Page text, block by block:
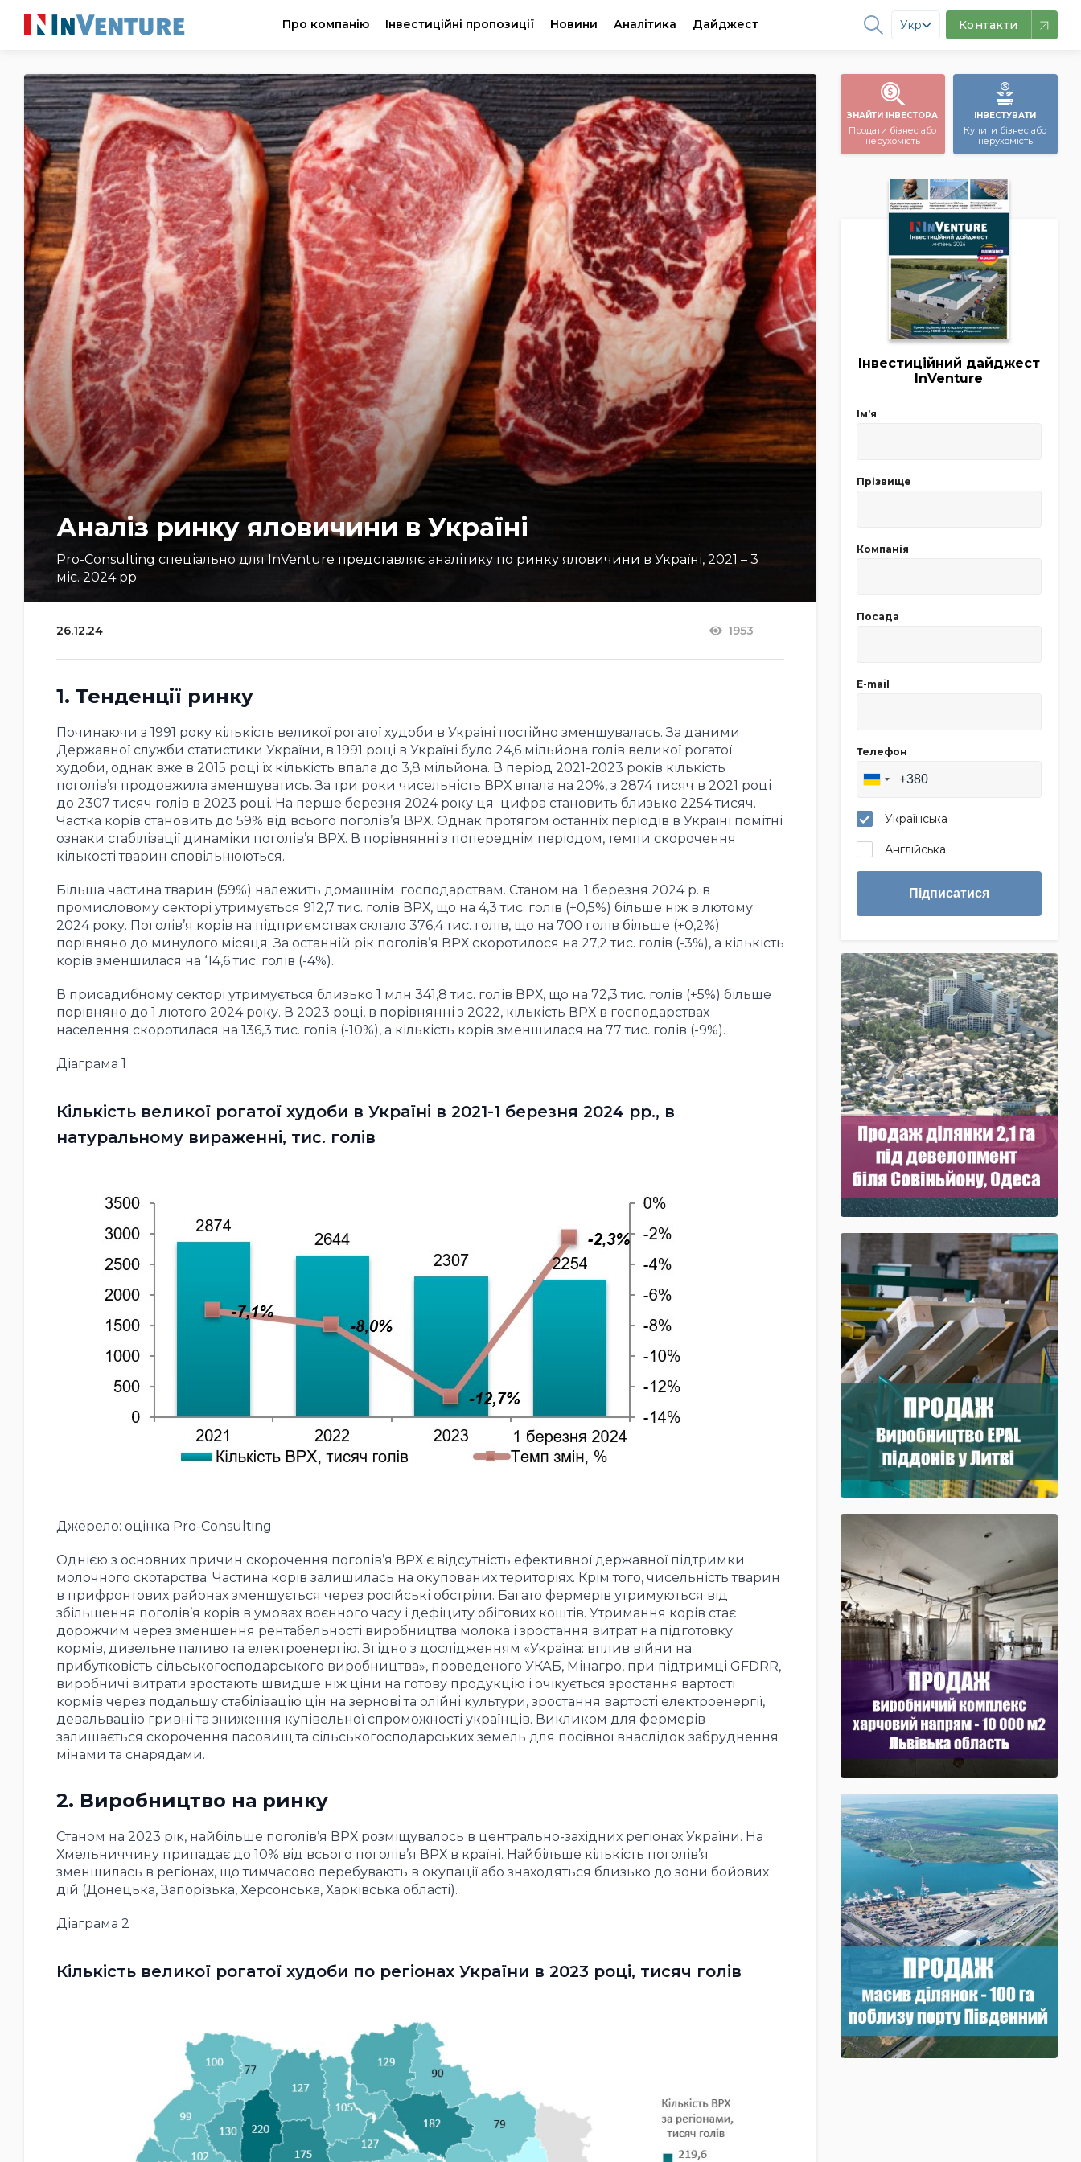
Про компанію Інвестиційні пропозиції Новини Аналітика Дайджест Укр Контакти
Аналіз ринку яловичини в Україні
Pro-Consulting спеціально для InVenture представляє аналітику по ринку яловичини в Україні, 2021 – 3
міс. 2024 рр.
26.12.24 1953
1. Тенденції ринку
Починаючи з 1991 року кількість великої рогатої худоби в Україні постійно зменшувалась. За даними
Державної служби статистики України, в 1991 році в Україні було 24,6 мільйона голів великої рогатої
худоби, однак вже в 2015 році їх кількість впала до 3,8 мільйона. В період 2021-2023 років кількість
поголів’я продовжила зменшуватись. За три роки чисельність ВРХ впала на 20%, з 2874 тисяч в 2021 році
до 2307 тисяч голів в 2023 році. На перше березня 2024 року ця цифра становить близько 2254 тисяч.
Частка корів становить до 59% від всього поголів’я ВРХ. Однак протягом останніх періодів в Україні помітні
ознаки стабілізації динаміки поголів’я ВРХ. В порівнянні з попереднім періодом, темпи скорочення
кількості тварин сповільнюються.
Більша частина тварин (59%) належить домашнім господарствам. Станом на 1 березня 2024 р. в
промисловому секторі утримується 912,7 тис. голів ВРХ, що на 4,3 тис. голів (+0,5%) більше ніж в лютому
2024 року. Поголів’я корів на підприємствах склало 376,4 тис. голів, що на 700 голів більше (+0,2%)
порівняно до минулого місяця. За останній рік поголів’я ВРХ скоротилося на 27,2 тис. голів (-3%), а кількість
корів зменшилася на ‘14,6 тис. голів (-4%).
В присадибному секторі утримується близько 1 млн 341,8 тис. голів ВРХ, що на 72,3 тис. голів (+5%) більше
порівняно до 1 лютого 2024 року. В 2023 році, в порівнянні з 2022, кількість ВРХ в господарствах
населення скоротилася на 136,3 тис. голів (-10%), а кількість корів зменшилася на 77 тис. голів (-9%).
Діаграма 1
Кількість великої рогатої худоби в Україні в 2021-1 березня 2024 рр., в
натуральному вираженні, тис. голів
Джерело: оцінка Pro-Consulting
Однією з основних причин скорочення поголів’я ВРХ є відсутність ефективної державної підтримки
молочного скотарства. Частина корів залишилась на окупованих територіях. Крім того, чисельність тварин
в прифронтових районах зменшується через російські обстріли. Багато фермерів утримуються від
збільшення поголів’я корів в умовах воєнного часу і дефіциту обігових коштів. Утримання корів стає
дорожчим через зменшення рентабельності виробництва молока і зростання витрат на підготовку
кормів, дизельне паливо та електроенергію. Згідно з дослідженням «Україна: вплив війни на
прибутковість сільськогосподарського виробництва», проведеного УКАБ, Мінагро, при підтримці GFDRR,
виробничі витрати зростають швидше ніж ціни на готову продукцію і очікується зростання вартості
кормів через подальшу стабілізацію цін на зернові та олійні культури, зростання вартості електроенергії,
девальвацію гривні та зниження купівельної спроможності українців. Викликом для фермерів
залишається скорочення пасовищ та сільськогосподарських земель для посівної внаслідок забруднення
мінами та снарядами.
2. Виробництво на ринку
Станом на 2023 рік, найбільше поголів’я ВРХ розміщувалось в центрально-західних регіонах України. На
Хмельниччину припадає до 10% від всього поголів’я ВРХ в країні. Найбільше кількість поголів’я
зменшилась в регіонах, що тимчасово перебувають в окупації або знаходяться близько до зони бойових
дій (Донецька, Запорізька, Херсонська, Харківська області).
Діаграма 2
Кількість великої рогатої худоби по регіонах України в 2023 році, тисяч голів
ЗНАЙТИ ІНВЕСТОРА
Продати бізнес або
нерухомість
ІНВЕСТУВАТИ
Купити бізнес або
нерухомість
Інвестиційний дайджест
InVenture
Імʼя
Прізвище
Компанія
Посада
E-mail
Телефон
Українська
Англійська
Підписатися